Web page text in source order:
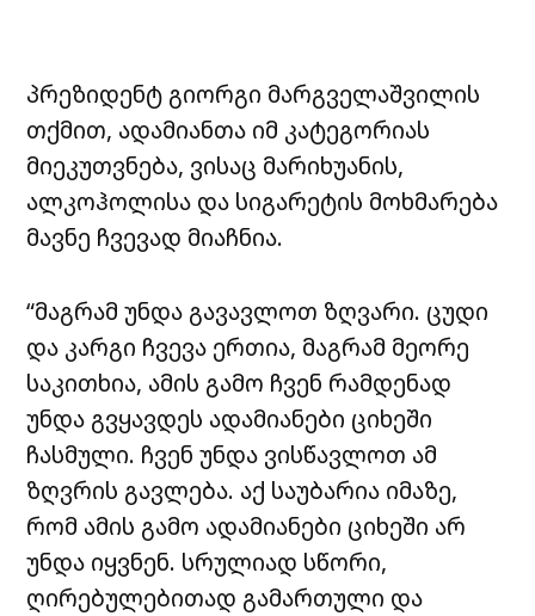
პრეზიდენტ გიორგი მარგველაშვილის
თქმით, ადამიანთა იმ კატეგორიას
მიეკუთვნება, ვისაც მარიხუანის,
ალკოჰოლისა და სიგარეტის მოხმარება
მავნე ჩვევად მიაჩნია.
“მაგრამ უნდა გავავლოთ ზღვარი. ცუდი
და კარგი ჩვევა ერთია, მაგრამ მეორე
საკითხია, ამის გამო ჩვენ რამდენად
უნდა გვყავდეს ადამიანები ციხეში
ჩასმული. ჩვენ უნდა ვისწავლოთ ამ
ზღვრის გავლება. აქ საუბარია იმაზე,
რომ ამის გამო ადამიანები ციხეში არ
უნდა იყვნენ. სრულიად სწორი,
ღირებულებითად გამართული და